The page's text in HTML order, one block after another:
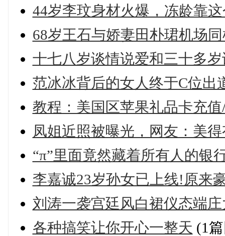
44岁李玟身材火爆，冻龄靠
68岁王石与娇妻田朴珺机场
十七八岁谈情说爱和三十多
范冰冰背后的女人终于C位出
教程：美国区苹果礼品卡充
凤姐近照被曝光，网友：美
“π”里面竟然藏着所有人的银
李嘉诚23岁孙女已上线!原来
刘涛一袭宫廷风白裙仪态端
各种搞笑让你开心一整天 (1